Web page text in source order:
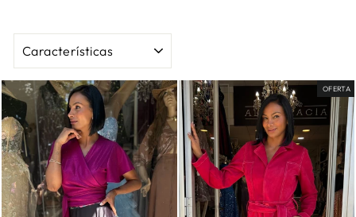
ORDENAR
OFERTA